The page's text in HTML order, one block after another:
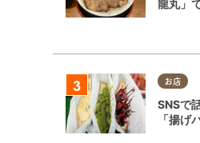
阿久比町,半田市,常滑市
龍丸」
系ラー
お店
SNSで
「揚げ
いるの